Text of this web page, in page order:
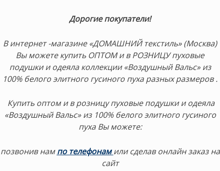
Дорогие покупатели!
В интернет -магазине «ДОМАШНИЙ текстиль» (Москва)
Вы можете купить ОПТОМ и в РОЗНИЦУ пуховые
подушки и одеяла коллекции «Воздушный Вальс» из
100% белого элитного гусиного пуха разных размеров .
Купить оптом и в розницу пуховые подушки и одеяла
«Воздушный Вальс» из 100% белого элитного гусиного
пуха Вы можете:
позвонив нампо телефонамили сделав онлайн заказ на
сайт